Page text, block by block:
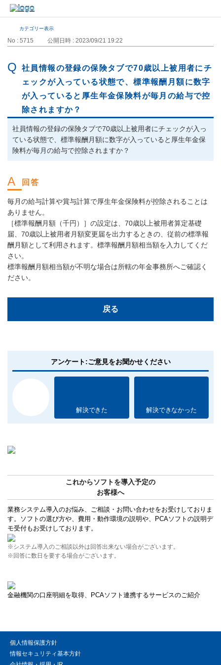
カテゴリー表示
No : 5715 公開日時 : 2023/09/21 19:22
社員情報の登録の保険タブで70歳以上被用者にチ
ェックが入っている状態で、標準報酬月額に数字
が入っていると厚生年金保険料が毎月の給与で控
除されますか？
社員情報の登録の保険タブで70歳以上被用者にチェックが入っ
ている状態で、標準報酬月額に数字が入っていると厚生年金保
険料が毎月の給与で控除されますか？
毎月の給与計算や賞与計算で厚生年金保険料が控除されることは
ありません。
［標準報酬月額（千円）］の設定は、70歳以上被用者算定基礎
届、70歳以上被用者月額変更届を出力するときの、従前の標準報
酬月額として利用されます。標準報酬月額相当額を入力してくだ
さい。
標準報酬月額相当額が不明な場合は所轄の年金事務所へご確認く
ださい。
戻る
アンケート:ご意見をお聞かせください
解決できた 解決できなかった
これからソフトを導入予定の
お客様へ
業務システム導入のお悩み、ご相談・お問い合わせをお受けしておりま
す。ソフトの選び方や、費用・動作環境の説明や、PCAソフトの説明デ
モ受付もお受けしております。
※システム導入のご相談以外は回答出来ない場合がございます。
※回答に数日を要する場合がございます。
金融機関の口座明細を取得、PCAソフト連携するサービスのご紹介
個人情報保護方針
情報セキュリティ基本方針